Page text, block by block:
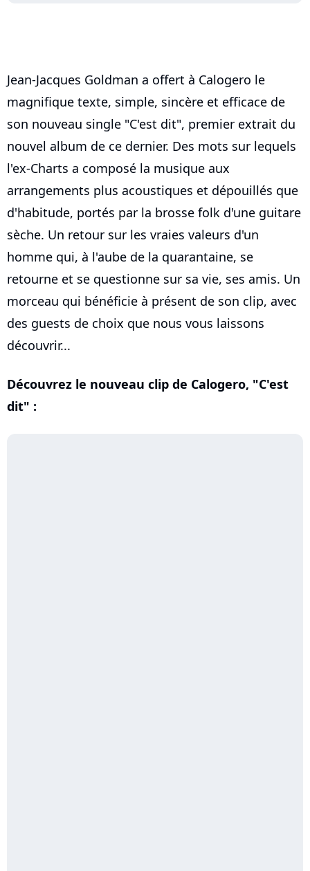
Jean-Jacques Goldman a offert à Calogero le
magnifique texte, simple, sincère et efficace de
son nouveau single "C'est dit", premier extrait du
nouvel album de ce dernier. Des mots sur lequels
l'ex-Charts a composé la musique aux
arrangements plus acoustiques et dépouillés que
d'habitude, portés par la brosse folk d'une guitare
sèche. Un retour sur les vraies valeurs d'un
homme qui, à l'aube de la quarantaine, se
retourne et se questionne sur sa vie, ses amis. Un
morceau qui bénéficie à présent de son clip, avec
des guests de choix que nous vous laissons
découvrir...
Découvrez le nouveau clip de Calogero, "C'est
dit" :